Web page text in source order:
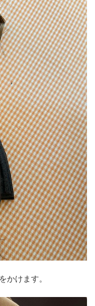
かけます。